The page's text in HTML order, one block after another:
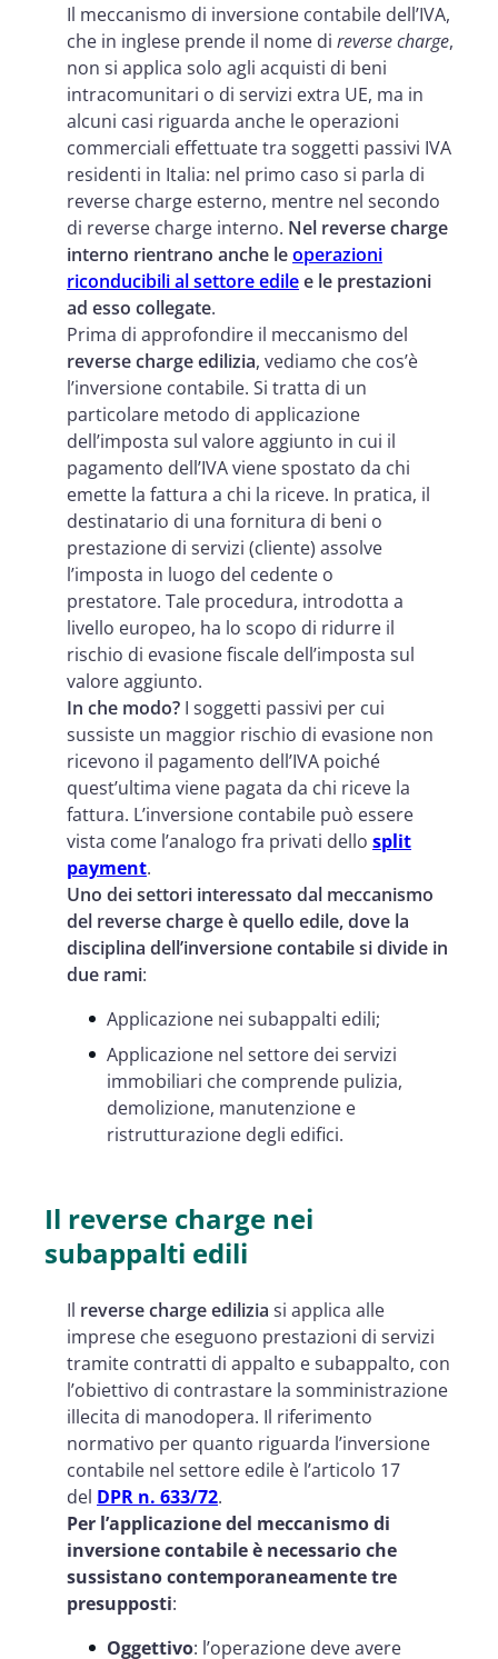
edilizia e il regime sanzionatorio
La fatturazione elettronica di
Namirial
Il meccanismo di inversione contabile dell’IVA,
che in inglese prende il nome di reverse charge,
non si applica solo agli acquisti di beni
intracomunitari o di servizi extra UE, ma in
alcuni casi riguarda anche le operazioni
commerciali effettuate tra soggetti passivi IVA
residenti in Italia: nel primo caso si parla di
reverse charge esterno, mentre nel secondo
di reverse charge interno. Nel reverse charge
interno rientrano anche leoperazioni
riconducibili al settore edilee le prestazioni
ad esso collegate.
Prima di approfondire il meccanismo del
reverse charge edilizia, vediamo che cos’è
l’inversione contabile. Si tratta di un
particolare metodo di applicazione
dell’imposta sul valore aggiunto in cui il
pagamento dell’IVA viene spostato da chi
emette la fattura a chi la riceve. In pratica, il
destinatario di una fornitura di beni o
prestazione di servizi (cliente) assolve
l’imposta in luogo del cedente o
prestatore. Tale procedura, introdotta a
livello europeo, ha lo scopo di ridurre il
rischio di evasione fiscale dell’imposta sul
valore aggiunto.
In che modo? I soggetti passivi per cui
sussiste un maggior rischio di evasione non
ricevono il pagamento dell’IVA poiché
quest’ultima viene pagata da chi riceve la
fattura. L’inversione contabile può essere
vista come l’analogo fra privati dello split
payment.
Uno dei settori interessato dal meccanismo
del reverse charge è quello edile, dove la
disciplina dell’inversione contabile si divide in
due rami:
Applicazione nei subappalti edili;
Applicazione nel settore dei servizi
immobiliari che comprende pulizia,
demolizione, manutenzione e
ristrutturazione degli edifici.
Il reverse charge nei
subappalti edili
Il reverse charge edilizia si applica alle
imprese che eseguono prestazioni di servizi
tramite contratti di appalto e subappalto, con
l’obiettivo di contrastare la somministrazione
illecita di manodopera. Il riferimento
normativo per quanto riguarda l’inversione
contabile nel settore edile è l’articolo 17
del DPR n. 633/72.
Per l’applicazione del meccanismo di
inversione contabile è necessario che
sussistano contemporaneamente tre
presupposti:
Oggettivo: l’operazione deve avere